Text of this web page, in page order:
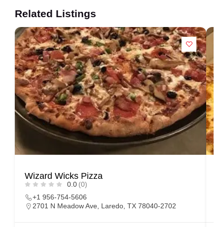
Related Listings
Wizard Wicks Pizza
0.0 (0)
+1 956-754-5606
2701 N Meadow Ave, Laredo, TX 78040-2702